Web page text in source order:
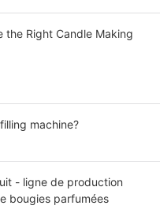
the Right Candle Making
machine?
- ligne de production
bougies parfumées